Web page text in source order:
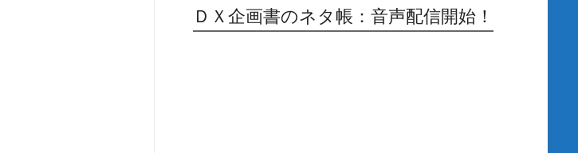
ＤＸ企画書のネタ帳：音声配信開始！